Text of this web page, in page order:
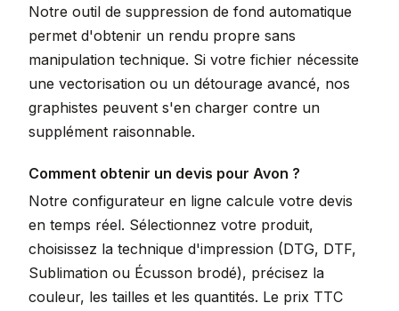
Notre outil de suppression de fond automatique
permet d'obtenir un rendu propre sans
manipulation technique. Si votre fichier nécessite
une vectorisation ou un détourage avancé, nos
graphistes peuvent s'en charger contre un
supplément raisonnable.
Comment obtenir un devis pour Avon ?
Notre configurateur en ligne calcule votre devis
en temps réel. Sélectionnez votre produit,
choisissez la technique d'impression (DTG, DTF,
Sublimation ou Écusson brodé), précisez la
couleur, les tailles et les quantités. Le prix TTC